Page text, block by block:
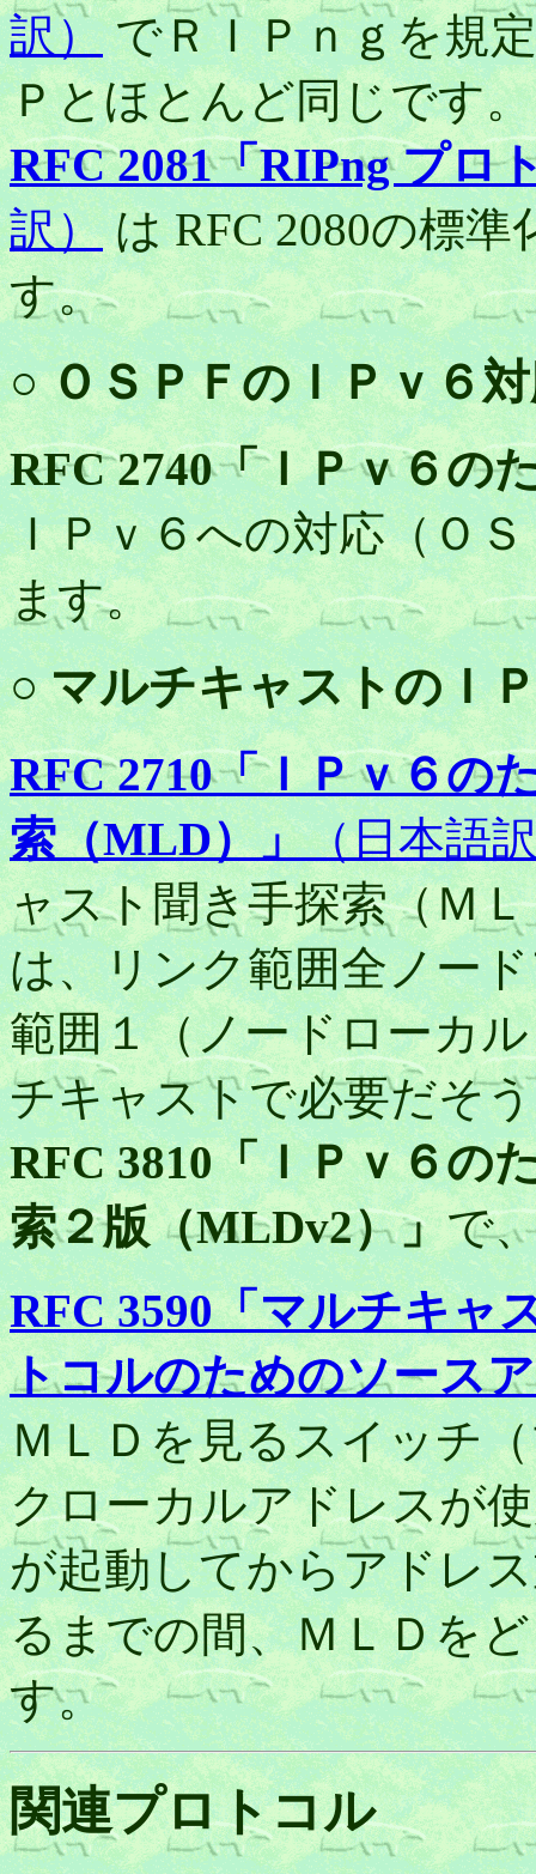
訳） でＲＩＰｎｇを規
Ｐとほとんど同じです。
RFC 2081「RIPng プロ
訳）は RFC 2080の標
す。
○ ＯＳＰＦのＩＰｖ６
RFC 2740「ＩＰｖ６の
ＩＰｖ６への対応（Ｏ
ます。
○ マルチキャストのＩ
RFC 2710「ＩＰｖ６の
索（MLD）」（日本語
ャスト聞き手探索（Ｍ
は、リンク範囲全ノー
範囲１（ノードローカ
チキャストで必要だそ
RFC 3810「ＩＰｖ６の
索２版（MLDv2）」で
RFC 3590「マルチキャ
トコルのためのソース
ＭＬＤを見るスイッチ
クローカルアドレスが
が起動してからアドレ
るまでの間、ＭＬＤを
す。
関連プロトコル